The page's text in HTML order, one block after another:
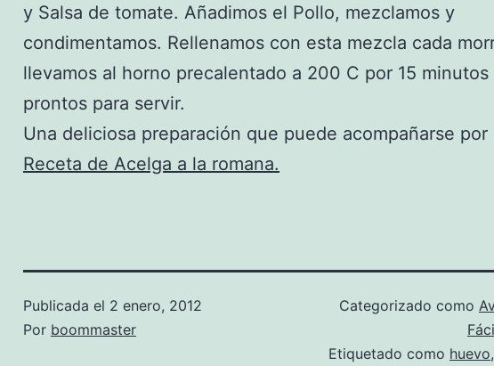
y Salsa de tomate. Añadimos el Pollo, mezclamos y
condimentamos. Rellenamos con esta mezcla cada
llevamos al horno precalentado a 200 C por 15 minutos
prontos para servir.
Una deliciosa preparación que puede acompañarse por
Receta de Acelga a la romana.
Publicada el 2 enero, 2012
Por boommaster
Categorizado como
Etiquetado como huevo,